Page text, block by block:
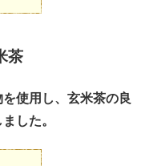
茶
使用し、玄米茶の良
した。